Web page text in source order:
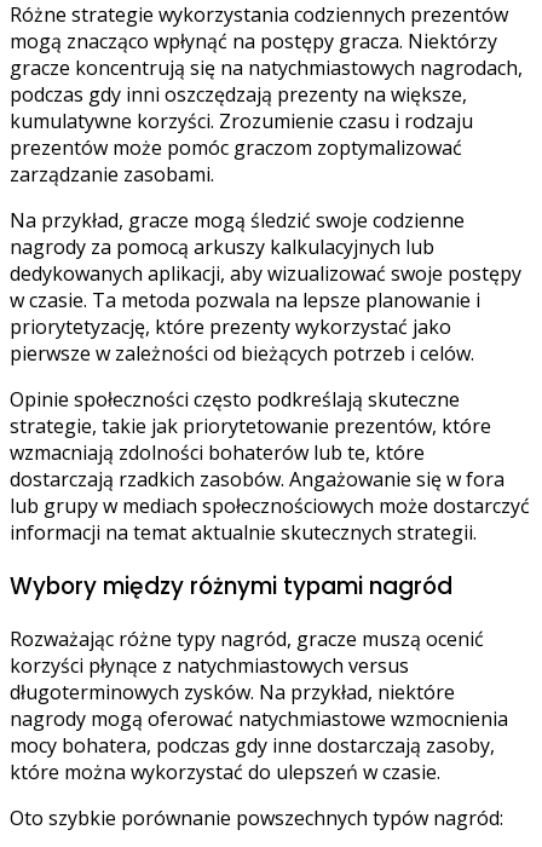
Różne strategie wykorzystania codziennych prezentów
mogą znacząco wpłynąć na postępy gracza. Niektórzy
gracze koncentrują się na natychmiastowych nagrodach,
podczas gdy inni oszczędzają prezenty na większe,
kumulatywne korzyści. Zrozumienie czasu i rodzaju
prezentów może pomóc graczom zoptymalizować
zarządzanie zasobami.
Na przykład, gracze mogą śledzić swoje codzienne
nagrody za pomocą arkuszy kalkulacyjnych lub
dedykowanych aplikacji, aby wizualizować swoje postępy
w czasie. Ta metoda pozwala na lepsze planowanie i
priorytetyzację, które prezenty wykorzystać jako
pierwsze w zależności od bieżących potrzeb i celów.
Opinie społeczności często podkreślają skuteczne
strategie, takie jak priorytetowanie prezentów, które
wzmacniają zdolności bohaterów lub te, które
dostarczają rzadkich zasobów. Angażowanie się w fora
lub grupy w mediach społecznościowych może dostarczyć
informacji na temat aktualnie skutecznych strategii.
Wybory między różnymi typami nagród
Rozważając różne typy nagród, gracze muszą ocenić
korzyści płynące z natychmiastowych versus
długoterminowych zysków. Na przykład, niektóre
nagrody mogą oferować natychmiastowe wzmocnienia
mocy bohatera, podczas gdy inne dostarczają zasoby,
które można wykorzystać do ulepszeń w czasie.
Oto szybkie porównanie powszechnych typów nagród: